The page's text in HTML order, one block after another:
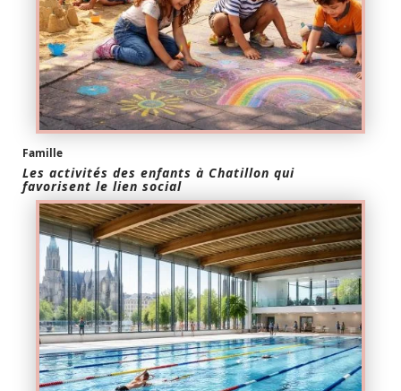
Famille
Les activités des enfants à Chatillon qui
favorisent le lien social